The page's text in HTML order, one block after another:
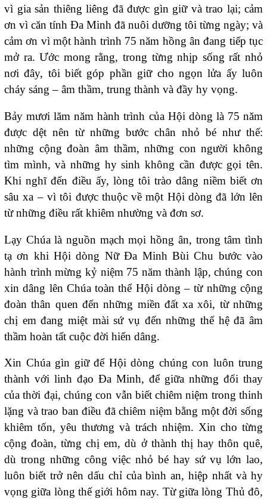
vì gia sản thiêng liêng đã được gìn giữ và trao lại; cảm
ơn vì căn tính Đa Minh đã nuôi dưỡng tôi từng ngày; và
cảm ơn vì một hành trình 75 năm hồng ân đang tiếp tục
mở ra. Ước mong rằng, trong từng nhịp sống rất nhỏ
nơi đây, tôi biết góp phần giữ cho ngọn lửa ấy luôn
cháy sáng – âm thầm, trung thành và đầy hy vọng.
Bảy mươi lăm năm hành trình của Hội dòng là 75 năm
được dệt nên từ những bước chân nhỏ bé như thế:
những cộng đoàn âm thầm, những con người không
tìm mình, và những hy sinh không cần được gọi tên.
Khi nghĩ đến điều ấy, lòng tôi trào dâng niềm biết ơn
sâu xa – vì tôi được thuộc về một Hội dòng đã lớn lên
từ những điều rất khiêm nhường và đơn sơ.
Lạy Chúa là nguồn mạch mọi hồng ân, trong tâm tình
tạ ơn khi Hội dòng Nữ Đa Minh Bùi Chu bước vào
hành trình mừng kỷ niệm 75 năm thành lập, chúng con
xin dâng lên Chúa toàn thể Hội dòng – từ những cộng
đoàn thân quen đến những miền đất xa xôi, từ những
chị em đang miệt mài sứ vụ đến những thế hệ đã âm
thầm hoàn tất cuộc đời hiến dâng.
Xin Chúa gìn giữ để Hội dòng chúng con luôn trung
thành với linh đạo Đa Minh, để giữa những đổi thay
của thời đại, chúng con vẫn biết chiêm niệm trong thinh
lặng và trao ban điều đã chiêm niệm bằng một đời sống
khiêm tốn, yêu thương và trách nhiệm. Xin cho từng
cộng đoàn, từng chị em, dù ở thành thị hay thôn quê,
dù trong những công việc nhỏ bé hay sứ vụ lớn lao,
luôn biết trở nên dấu chỉ của bình an, hiệp nhất và hy
vọng giữa lòng thế giới hôm nay. Từ giữa lòng Thủ đô,